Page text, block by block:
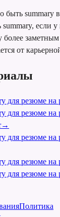
быть summary
если
более
от
для резюме на
для резюме на
→
для резюме на
для резюме на
для резюме на
Политика